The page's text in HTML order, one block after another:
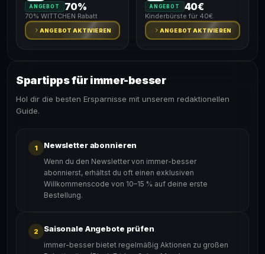
ANGEBOT 70%
70% WITTCHEN Rabatt
ANGEBOT AKTIVIEREN
ANGEBOT 40€
Kinderbürste für 40€.
ANGEBOT AKTIVIEREN
Spartipps für immer-besser
Hol dir die besten Ersparnisse mit unserem redaktionellen
Guide.
1 Newsletter abonnieren
Wenn du den Newsletter von immer-besser
abonnierst, erhältst du oft einen exklusiven
Willkommenscode von 10–15 % auf deine erste
Bestellung.
2 Saisonale Angebote prüfen
immer-besser bietet regelmäßig Aktionen zu großen